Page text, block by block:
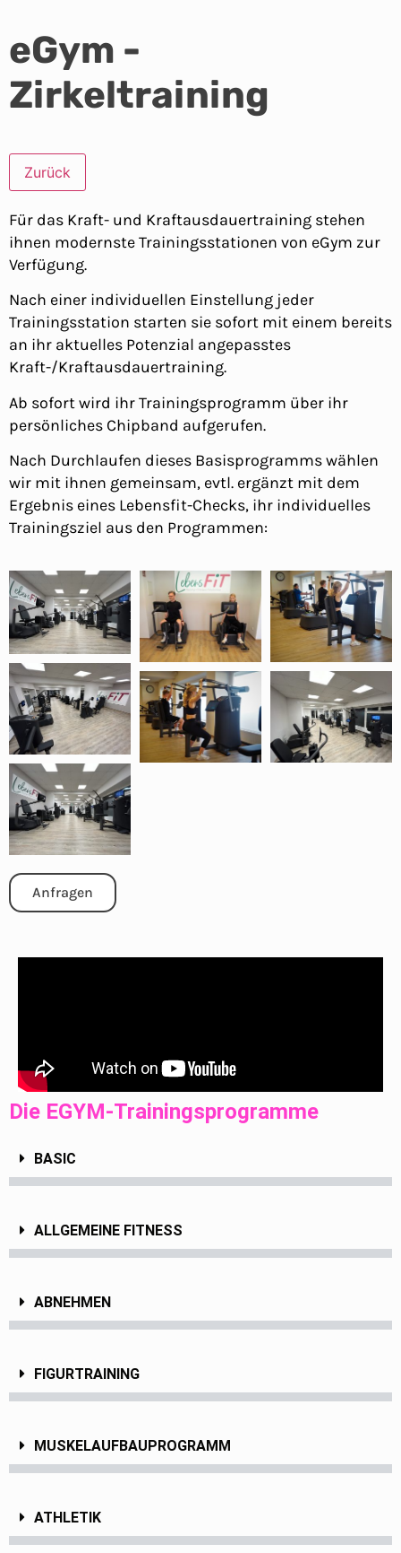
eGym -
Zirkeltraining
Zurück
Für das Kraft- und Kraftausdauertraining stehen
ihnen modernste Trainingsstationen von eGym zur
Verfügung.
Nach einer individuellen Einstellung jeder
Trainingsstation starten sie sofort mit einem bereits
an ihr aktuelles Potenzial angepasstes
Kraft-/Kraftausdauertraining.
Ab sofort wird ihr Trainingsprogramm über ihr
persönliches Chipband aufgerufen.
Nach Durchlaufen dieses Basisprogramms wählen
wir mit ihnen gemeinsam, evtl. ergänzt mit dem
Ergebnis eines Lebensfit-Checks, ihr individuelles
Trainingsziel aus den Programmen:
Anfragen
Die EGYM-Trainingsprogramme
BASIC
ALLGEMEINE FITNESS
ABNEHMEN
FIGURTRAINING
MUSKELAUFBAUPROGRAMM
ATHLETIK